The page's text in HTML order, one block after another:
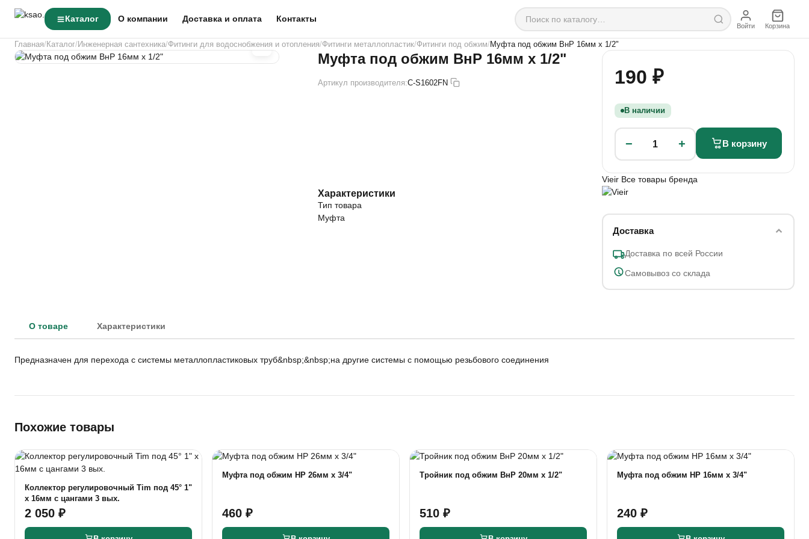
Каталог О компании Доставка и оплата Контакты
Войти Корзина
Главная Каталог Инженерная сантехника Фитинги для водоснобжения и отопления Фитинги металлопластик Фитинги под обжим Муфта под обжим ВнР 16мм х 1/2"
Муфта под обжим ВнР 16мм х 1/2"
Артикул производителя:C-S1602FN 190 ₽
В наличии
− 1 + В корзину
Vieir Все товары бренда
Доставка
Доставка по всей России
Самовывоз со склада
Характеристики
Тип товара
Муфта
О товаре Характеристики
Предназначен для перехода с системы металлопластиковых труб&nbsp;&nbsp;на другие системы с помощью резьбового соединения
Похожие товары
Коллектор регулировочный Tim под 45° 1"
х 16мм с цангами 3 вых.
2 050 ₽
Муфта под обжим НР 26мм х 3/4"
460 ₽
Тройник под обжим ВнР 20мм х 1/2"
510 ₽
Муфта под обжим НР 16мм х 3/4"
240 ₽